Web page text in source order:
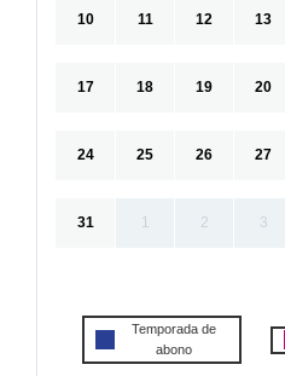
10 11 12 13
17 18 19 20
24 25 26 27
31 1 2 3
Temporada de
abono